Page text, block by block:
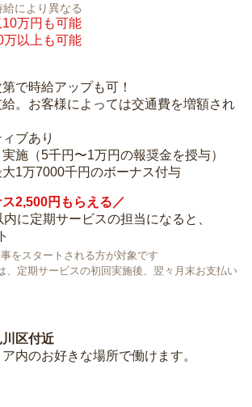
により異なる
万円も可能
万以上も可能
で時給アップも可！
。お客様によっては交通費を増額され
ブあり
施（5千円〜1万円の報奨金を授与）
大1万7000千円のボーナス付与
2,500円もらえる／
に定期サービスの担当になると、
をスタートされる方が対象です
、定期サービスの初回実施後、翌々月末お支払い
区付近
内のお好きな場所で働けます。